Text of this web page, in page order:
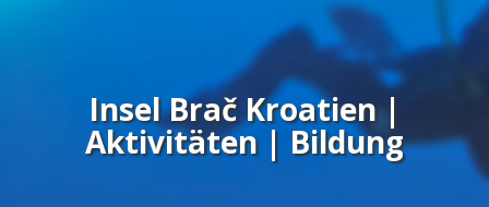
Insel Brač Kroatien |
Aktivitäten | Bildung